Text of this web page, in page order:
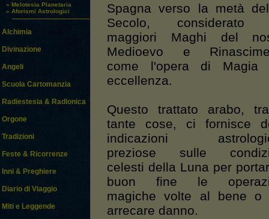
» Melotesia Planetaria
» Aforismi Astrologici
Alchimia
Divinazione
Angeli
Scuola Cartomanzia
Radiestesia & Radionica
Orgone
Tradizioni
Feste & Ricorrenze
Inni & Preghiere
Diario di Viaggio
Miti e Leggende
Spagna verso la metà
Secolo, considerato
maggiori Maghi del
Medioevo e
come l'opera di Magia
eccellenza.
Questo trattato arabo,
tante cose, ci fornisce
indicazioni
preziose sulle
celesti della Luna per
buon fine le
magiche volte al bene o
arrecare danno.